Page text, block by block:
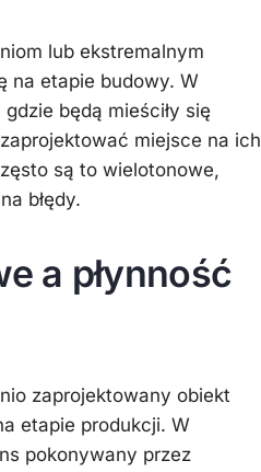
lub ekstremalnym
na etapie budowy. W
będą mieściły się
miejsce na ich
są to wielotonowe,
błędy.
a płynność
zaprojektowany obiekt
etapie produkcji. W
pokonywany przez